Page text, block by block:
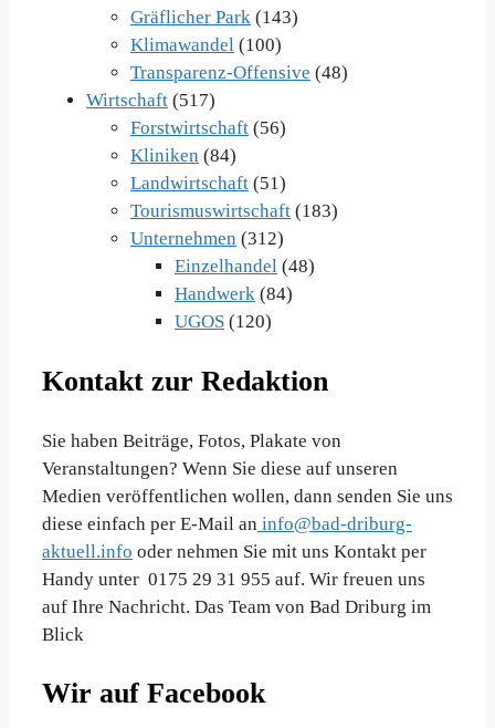
Gräflicher Park (143)
Klimawandel (100)
Transparenz-Offensive (48)
Wirtschaft (517)
Forstwirtschaft (56)
Kliniken (84)
Landwirtschaft (51)
Tourismuswirtschaft (183)
Unternehmen (312)
Einzelhandel (48)
Handwerk (84)
UGOS (120)
Kontakt zur Redaktion
Sie haben Beiträge, Fotos, Plakate von
Veranstaltungen? Wenn Sie diese auf unseren
Medien veröffentlichen wollen, dann senden Sie uns
diese einfach per E-Mail an info@bad-driburg-
aktuell.info oder nehmen Sie mit uns Kontakt per
Handy unter 0175 29 31 955 auf. Wir freuen uns
auf Ihre Nachricht. Das Team von Bad Driburg im
Blick
Wir auf Facebook